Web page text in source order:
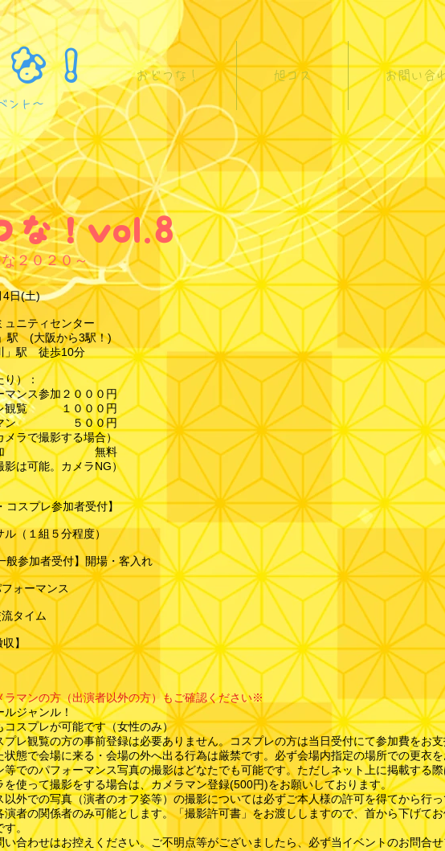
！
ント～
おどつな！ 旭コス お問い合
な！vol.8
２０２０～
4日(土)
ュニティセンター
(大阪から3駅！)
駅 徒歩10分
）：
参加２０００円
覧 １０００円
５００円
メラで撮影する場合）
加 無料​
影は可能。カメラNG）
コスプレ参加者受付】
（１組５分程度）
般参加者受付】開場・客入れ
ォーマンス
タイム
】
マンの方（出演者以外の方）もご確認ください※
ルジャンル！
コスプレが可能です（女性のみ）
プレ観覧の方の事前登録は必要ありません。コスプレの方は当日受付にて参加費をお
態で会場に来る・会場の外へ出る行為は厳禁です。必ず会場内指定の場所での更衣を
等でのパフォーマンス写真の撮影はどなたでも可能です。ただしネット上に掲載する
を使って撮影をする場合は、カメラマン登録(500円)をお願いしております。
以外での写真（演者のオフ姿等）の撮影については必ずご本人様の許可を得てから行
演者の関係者のみ可能とします。「撮影許可書」をお渡ししますので、首から下げて
。
い合わせはお控えください。ご不明点等がございましたら、必ず当イベントのお問合